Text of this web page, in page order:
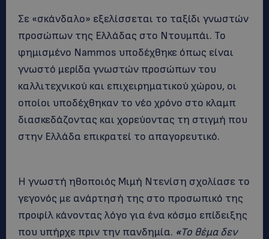
Σε «σκάνδαλο» εξελίσσεται το ταξίδι γνωστών
προσώπων της Ελλάδας στο Ντουμπάι. Το
φημισμένο Nammos υποδέχθηκε όπως είναι
γνωστό μερίδα γνωστών προσώπων του
καλλιτεχνικού και επιχειρηματικού χώρου, οι
οποίοι υποδέχθηκαν το νέο χρόνο στο κλαμπ
διασκεδάζοντας και χορεύοντας τη στιγμή που
στην Ελλάδα επικρατεί το απαγορευτικό.
Η γνωστή ηθοποιός Μιμή Ντενίση σχολίασε το
γεγονός με ανάρτησή της στο προσωπικό της
προφίλ κάνοντας λόγο για ένα κόσμο επίδειξης
που υπήρχε πριν την πανδημία. «Το θέμα δεν